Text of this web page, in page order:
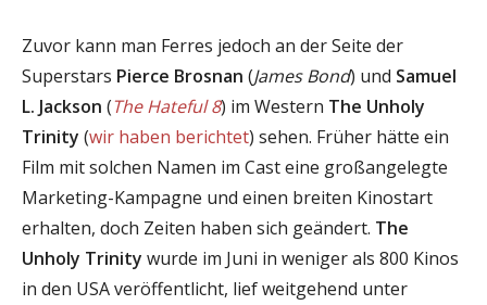
Zuvor kann man Ferres jedoch an der Seite der
Superstars Pierce Brosnan (James Bond) und Samuel
L. Jackson (The Hateful 8) im Western The Unholy
Trinity (wir haben berichtet) sehen. Früher hätte ein
Film mit solchen Namen im Cast eine großangelegte
Marketing-Kampagne und einen breiten Kinostart
erhalten, doch Zeiten haben sich geändert. The
Unholy Trinity wurde im Juni in weniger als 800 Kinos
in den USA veröffentlicht, lief weitgehend unter